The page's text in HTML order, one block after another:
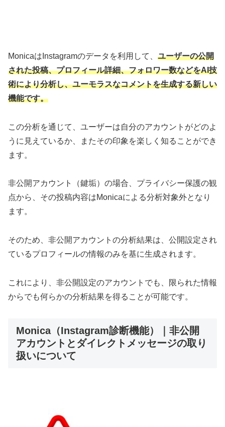
MonicaはInstagramのデータを利用して、 ユーザーの公開
された投稿、プロフィール詳細、フォロワー数などをAI技
術により分析し、ユーモラスなコメントを生成する新しい
機能です。
この分析を通じて、ユーザーは自分のアカウントがどのよ
うに見えているか、またその印象を楽しく知ることができ
ます。
非公開アカウント（鍵垢）の場合、プライバシー保護の観
点から、その投稿内容はMonicaによる分析対象外となり
ます。
そのため、非公開アカウントの分析結果は、公開設定され
ているプロフィールの情報のみを基に生成されます。
これにより、非公開設定のアカウントでも、限られた情報
からでも何らかの分析結果を得ることが可能です。
Monica（Instagram診断機能）｜非公開
アカウントとダイレクトメッセージの取り
扱いについて